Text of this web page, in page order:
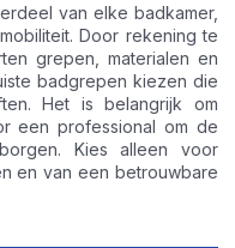
van elke badkamer,
Door rekening te
grepen, materialen en
badgrepen kiezen die
Het is belangrijk om
een professional om de
Kies alleen voor
en van een betrouwbare